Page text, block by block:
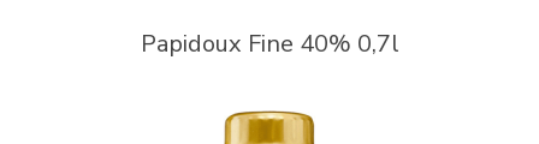
Papidoux Fine 40% 0,7l